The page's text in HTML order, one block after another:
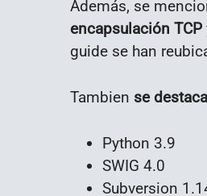
Además, se
encapsulación TCP
guide se han
Tambien se
Python 3.9
SWIG 4.0
Subversion